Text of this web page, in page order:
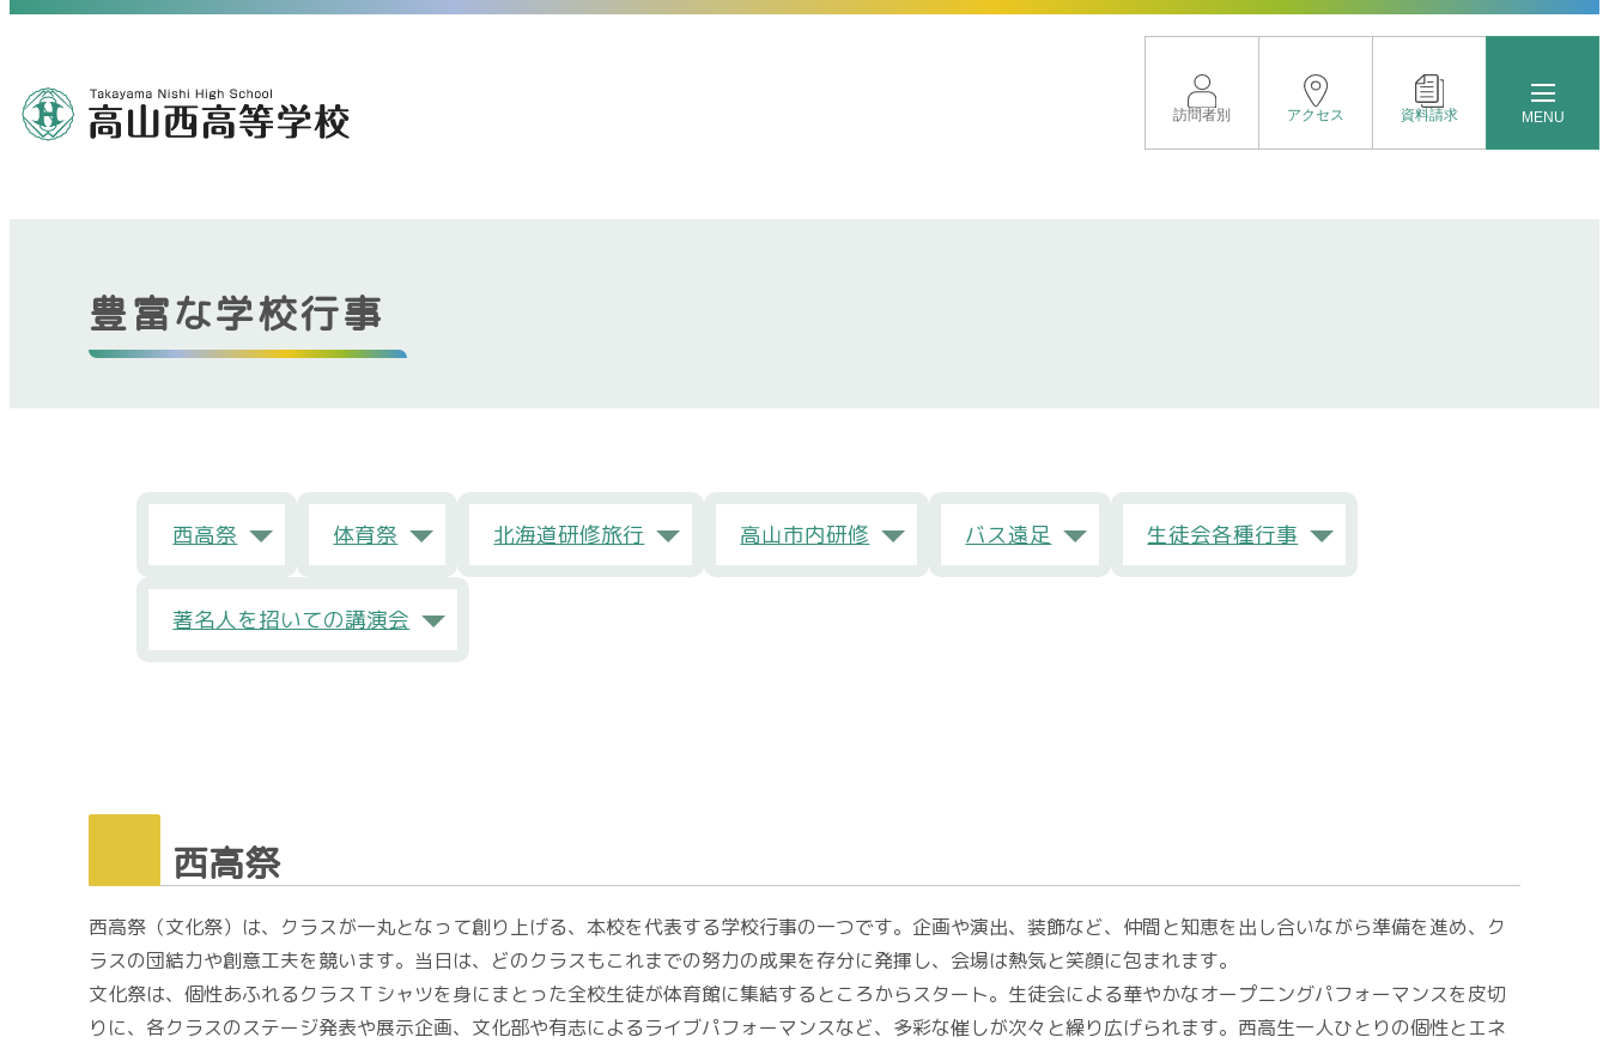
訪問者別 アクセス 資料請求 MENU
部活動紹介
入試案内
環境方針
Instagram運用方針
豊富な学校行事
西高祭 体育祭 北海道研修旅行 高山市内研修 バス遠足 生徒会各種行事
著名人を招いての講演会
西高祭
西高祭（文化祭）は、クラスが一丸となって創り上げる、本校を代表する学校行事の一つです。企画や演出、装飾など、仲間と知恵を出し合いながら準備を進め、ク
ラスの団結力や創意工夫を競います。当日は、どのクラスもこれまでの努力の成果を存分に発揮し、会場は熱気と笑顔に包まれます。
文化祭は、個性あふれるクラスＴシャツを身にまとった全校生徒が体育館に集結するところからスタート。生徒会による華やかなオープニングパフォーマンスを皮切
りに、各クラスのステージ発表や展示企画、文化部や有志によるライブパフォーマンスなど、多彩な催しが次々と繰り広げられます。西高生一人ひとりの個性とエネ